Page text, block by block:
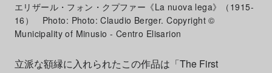
エリザール・フォン・クプファー《La nuova lega》（1915-
16） Photo: Photo: Claudio Berger. Copyright ©
Municipality of Minusio - Centro Elisarion
立派な額縁に入れられたこの作品は「The First